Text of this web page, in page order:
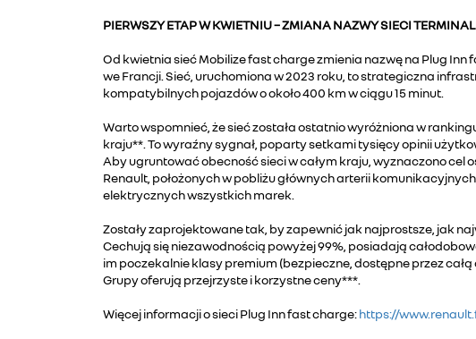
PIERWSZY ETAP W KWIETNIU – ZMIANA NAZWY SIECI
Od kwietnia sieć Mobilize fast charge zmienia nazwę na Plug
we Francji. Sieć, uruchomiona w 2023 roku, to strategiczna
kompatybilnych pojazdów o około 400 km w ciągu 15 minut.
Warto wspomnieć, że sieć została ostatnio wyróżniona w
kraju**. To wyraźny sygnał, poparty setkami tysięcy opinii
Aby ugruntować obecność sieci w całym kraju, wyznaczono cel
Renault, położonych w pobliżu głównych arterii
elektrycznych wszystkich marek.
Zostały zaprojektowane tak, by zapewnić jak najprostsze, jak
Cechują się niezawodnością powyżej 99%, posiadają
im poczekalnie klasy premium (bezpieczne, dostępne przez
Grupy oferują przejrzyste i korzystne ceny***.
Więcej informacji o sieci Plug Inn fast charge:https://